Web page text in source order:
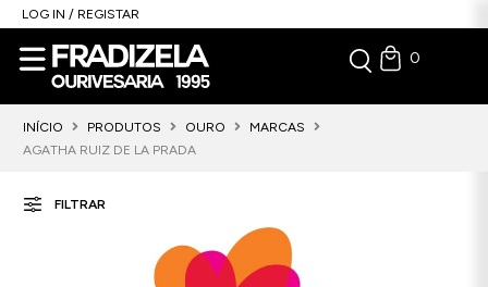
LOG IN / REGISTAR
0
INÍCIO PRODUTOS OURO
MARCAS
AGATHA RUIZ DE LA PRADA
FILTRAR